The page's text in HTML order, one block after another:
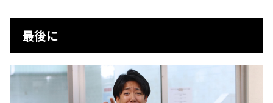
最後に